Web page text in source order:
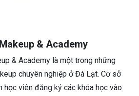
& Academy
& Academy là một trong những
chuyên nghiệp ở Đà Lạt. Cơ sở
học viên đăng ký các khóa học vào